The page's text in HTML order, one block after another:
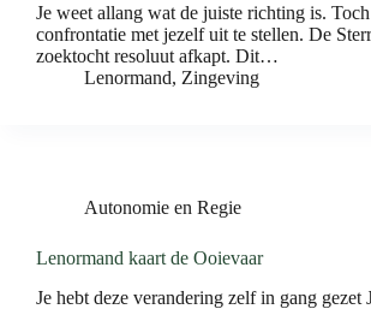
Je weet allang wat de juiste richting is.
confrontatie met jezelf uit te stellen. De
zoektocht resoluut afkapt. Dit…
Lenormand, Zingeving
Autonomie en Regie
Lenormand kaart de Ooievaar
Je hebt deze verandering zelf in gang